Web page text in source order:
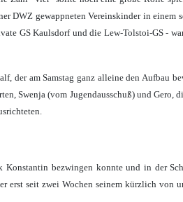
DWZ gewappneten Vereinskinder in einem
GS Kaulsdorf und die Lew-Tolstoi-GS -
der am Samstag ganz alleine den Aufbau
Swenja (vom Jugendausschuß) und Gero,
bezwingen konnte und in der
erst seit zwei Wochen seinem kürzlich von